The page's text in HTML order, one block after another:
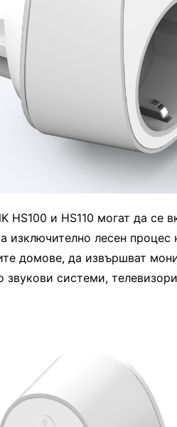
HS100 и HS110 могат да се
изключително лесен
домове, да извършват
звукови системи,